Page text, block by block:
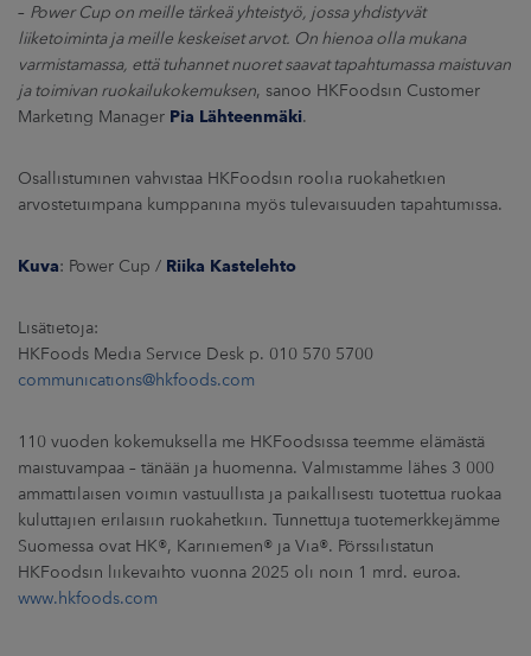
– Power Cup on meille tärkeä yhteistyö, jossa yhdistyvät
liiketoiminta ja meille keskeiset arvot. On hienoa olla mukana
varmistamassa, että tuhannet nuoret saavat tapahtumassa maistuvan
ja toimivan ruokailukokemuksen, sanoo HKFoodsin Customer
Marketing Manager Pia Lähteenmäki.
Osallistuminen vahvistaa HKFoodsin roolia ruokahetkien
arvostetuimpana kumppanina myös tulevaisuuden tapahtumissa.
Kuva: Power Cup / Riika Kastelehto
Lisätietoja:
HKFoods Media Service Desk p. 010 570 5700
communications@hkfoods.com
110 vuoden kokemuksella me HKFoodsissa teemme elämästä
maistuvampaa – tänään ja huomenna. Valmistamme lähes 3 000
ammattilaisen voimin vastuullista ja paikallisesti tuotettua ruokaa
kuluttajien erilaisiin ruokahetkiin. Tunnettuja tuotemerkkejämme
Suomessa ovat HK®, Kariniemen® ja Via®. Pörssilistatun
HKFoodsin liikevaihto vuonna 2025 oli noin 1 mrd. euroa.
www.hkfoods.com